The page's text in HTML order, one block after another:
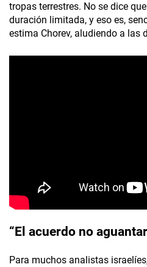
tropas terrestres. No se dice
duración limitada, y eso es,
estima Chorev, aludiendo a las
“El acuerdo no
Para muchos analistas